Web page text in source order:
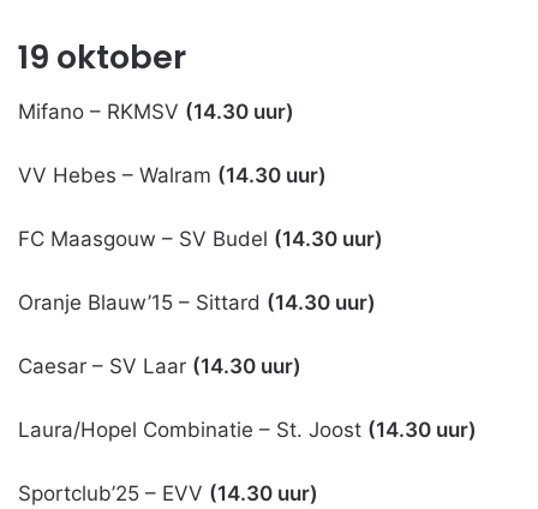
19 oktober
Mifano – RKMSV (14.30 uur)
VV Hebes – Walram (14.30 uur)
FC Maasgouw – SV Budel (14.30 uur)
Oranje Blauw’15 – Sittard (14.30 uur)
Caesar – SV Laar (14.30 uur)
Laura/Hopel Combinatie – St. Joost (14.30 uur)
Sportclub’25 – EVV (14.30 uur)